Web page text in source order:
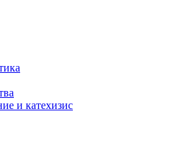
и катехизис